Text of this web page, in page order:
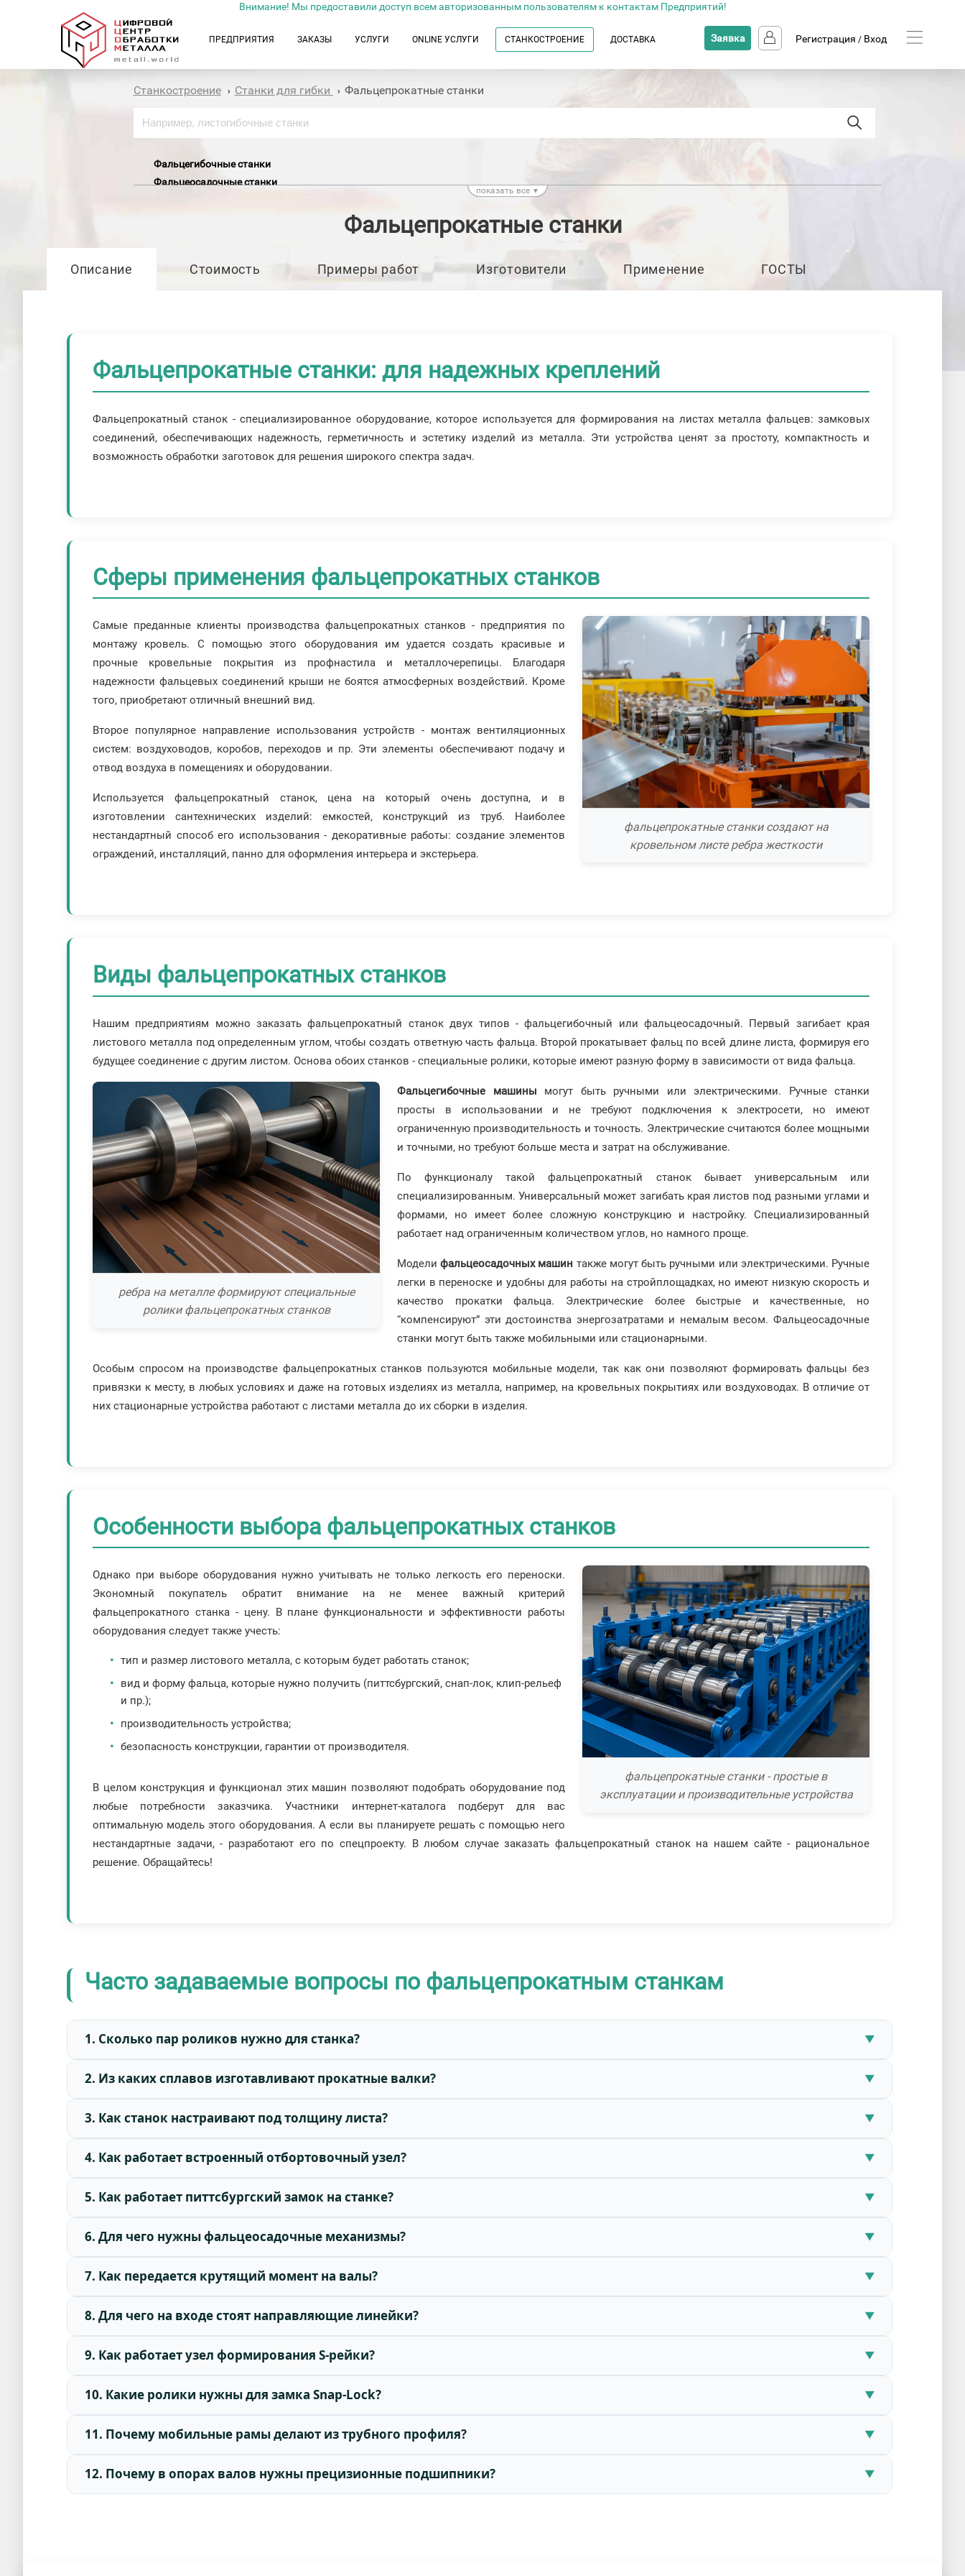
Внимание! Мы предоставили доступ всем авторизованным пользователям к контактам Предприятий!
ПРЕДПРИЯТИЯ ЗАКАЗЫ УСЛУГИ ONLINE УСЛУГИ СТАНКОСТРОЕНИЕ ДОСТАВКА Заявка Регистрация / Вход
Станкостроение› Станки для гибки › Фальцепрокатные станки
Фальцегибочные станки
Фальцеосадочные станки
показать все ▼
Фальцепрокатные станки
Описание Стоимость Примеры работ Изготовители Применение ГОСТЫ
Фальцепрокатные станки: для надежных креплений
Фальцепрокатный станок - специализированное оборудование, которое используется для формирования на листах металла фальцев: замковых
соединений, обеспечивающих надежность, герметичность и эстетику изделий из металла. Эти устройства ценят за простоту, компактность и
возможность обработки заготовок для решения широкого спектра задач.
Сферы применения фальцепрокатных станков
фальцепрокатные станки создают на
кровельном листе ребра жесткости
Самые преданные клиенты производства фальцепрокатных станков - предприятия по
монтажу кровель. С помощью этого оборудования им удается создать красивые и
прочные кровельные покрытия из профнастила и металлочерепицы. Благодаря
надежности фальцевых соединений крыши не боятся атмосферных воздействий. Кроме
того, приобретают отличный внешний вид.
Второе популярное направление использования устройств - монтаж вентиляционных
систем: воздуховодов, коробов, переходов и пр. Эти элементы обеспечивают подачу и
отвод воздуха в помещениях и оборудовании.
Используется фальцепрокатный станок, цена на который очень доступна, и в
изготовлении сантехнических изделий: емкостей, конструкций из труб. Наиболее
нестандартный способ его использования - декоративные работы: создание элементов
ограждений, инсталляций, панно для оформления интерьера и экстерьера.
Виды фальцепрокатных станков
Нашим предприятиям можно заказать фальцепрокатный станок двух типов - фальцегибочный или фальцеосадочный. Первый загибает края
листового металла под определенным углом, чтобы создать ответную часть фальца. Второй прокатывает фальц по всей длине листа, формируя его
будущее соединение с другим листом. Основа обоих станков - специальные ролики, которые имеют разную форму в зависимости от вида фальца.
ребра на металле формируют специальные
ролики фальцепрокатных станков
Фальцегибочные машины могут быть ручными или электрическими. Ручные станки
просты в использовании и не требуют подключения к электросети, но имеют
ограниченную производительность и точность. Электрические считаются более мощными
и точными, но требуют больше места и затрат на обслуживание.
По функционалу такой фальцепрокатный станок бывает универсальным или
специализированным. Универсальный может загибать края листов под разными углами и
формами, но имеет более сложную конструкцию и настройку. Специализированный
работает над ограниченным количеством углов, но намного проще.
Модели фальцеосадочных машин также могут быть ручными или электрическими. Ручные
легки в переноске и удобны для работы на стройплощадках, но имеют низкую скорость и
качество прокатки фальца. Электрические более быстрые и качественные, но
“компенсируют” эти достоинства энергозатратами и немалым весом. Фальцеосадочные
станки могут быть также мобильными или стационарными.
Особым спросом на производстве фальцепрокатных станков пользуются мобильные модели, так как они позволяют формировать фальцы без
привязки к месту, в любых условиях и даже на готовых изделиях из металла, например, на кровельных покрытиях или воздуховодах. В отличие от
них стационарные устройства работают с листами металла до их сборки в изделия.
Особенности выбора фальцепрокатных станков
фальцепрокатные станки - простые в
эксплуатации и производительные устройства
Однако при выборе оборудования нужно учитывать не только легкость его переноски.
Экономный покупатель обратит внимание на не менее важный критерий
фальцепрокатного станка - цену. В плане функциональности и эффективности работы
оборудования следует также учесть:
тип и размер листового металла, с которым будет работать станок;
вид и форму фальца, которые нужно получить (питтсбургский, снап-лок, клип-рельеф
и пр.);
производительность устройства;
безопасность конструкции, гарантии от производителя.
В целом конструкция и функционал этих машин позволяют подобрать оборудование под
любые потребности заказчика. Участники интернет-каталога подберут для вас
оптимальную модель этого оборудования. А если вы планируете решать с помощью него
нестандартные задачи, - разработают его по спецпроекту. В любом случае заказать фальцепрокатный станок на нашем сайте - рациональное
решение. Обращайтесь!
Часто задаваемые вопросы по фальцепрокатным станкам
1. Сколько пар роликов нужно для станка?
2. Из каких сплавов изготавливают прокатные валки?
3. Как станок настраивают под толщину листа?
4. Как работает встроенный отбортовочный узел?
5. Как работает питтсбургский замок на станке?
6. Для чего нужны фальцеосадочные механизмы?
7. Как передается крутящий момент на валы?
8. Для чего на входе стоят направляющие линейки?
9. Как работает узел формирования S-рейки?
10. Какие ролики нужны для замка Snap-Lock?
11. Почему мобильные рамы делают из трубного профиля?
12. Почему в опорах валов нужны прецизионные подшипники?